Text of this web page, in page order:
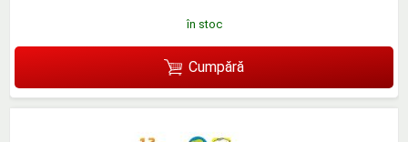
în stoc
Cumpără